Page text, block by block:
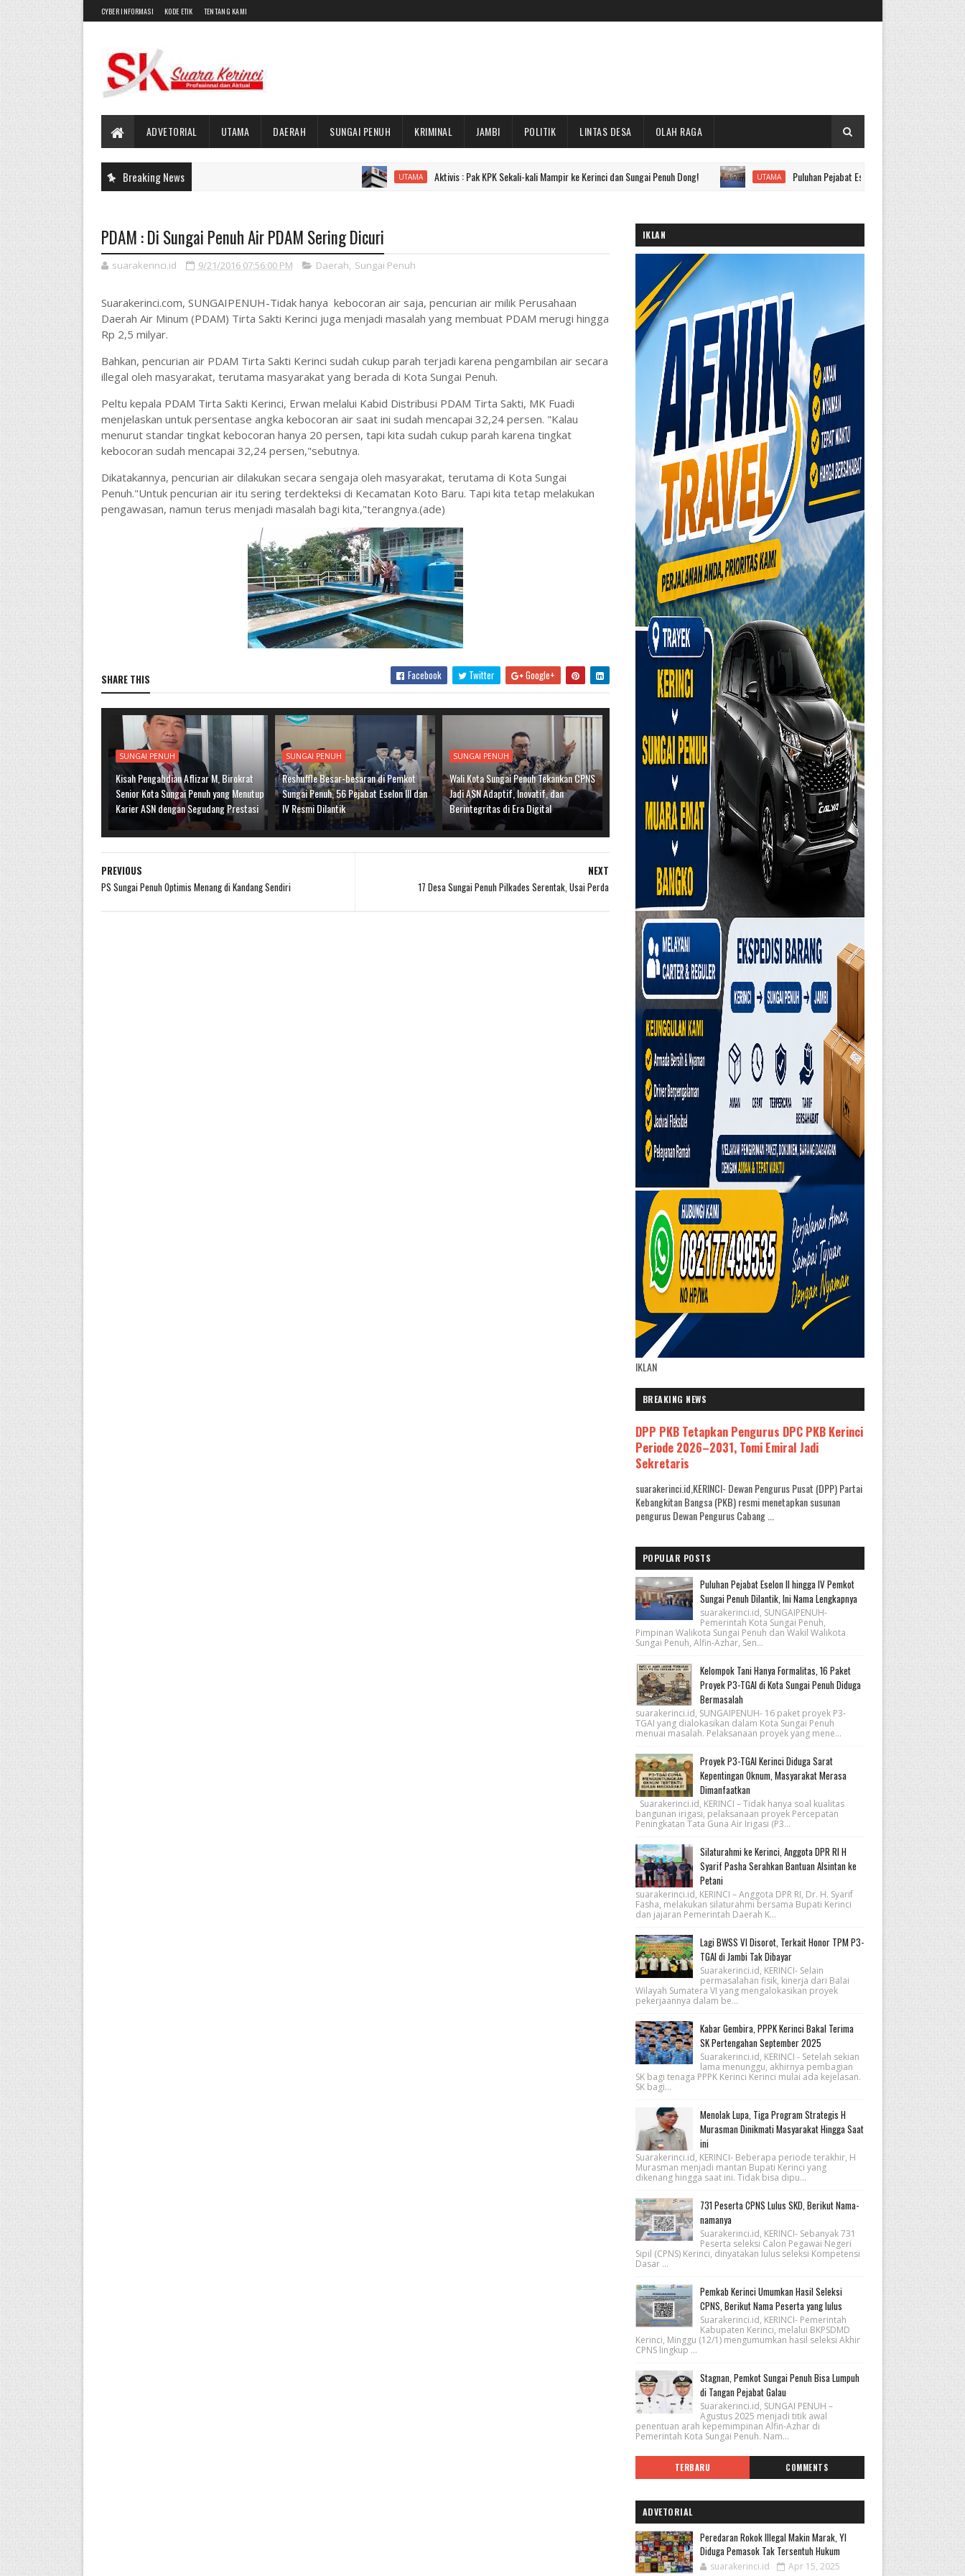
CYBER INFORMASI KODE ETIK TENTANG KAMI
ADVETORIAL UTAMA DAERAH SUNGAI PENUH KRIMINAL JAMBI POLITIK LINTAS DESA OLAH RAGA
Breaking News UTAMA Aktivis : Pak KPK Sekali-kali Mampir ke Kerinci dan Sungai Penuh Dong! UTAMA Puluhan Pejabat Eselon II hingga IV Pemkot Sungai Penuh
PDAM : Di Sungai Penuh Air PDAM Sering Dicuri
suarakerinci.id 9/21/2016 07:56:00 PM Daerah, Sungai Penuh
Suarakerinci.com, SUNGAIPENUH-Tidak hanya kebocoran air saja, pencurian air milik Perusahaan
Daerah Air Minum (PDAM) Tirta Sakti Kerinci juga menjadi masalah yang membuat PDAM merugi hingga
Rp 2,5 milyar.
Bahkan, pencurian air PDAM Tirta Sakti Kerinci sudah cukup parah terjadi karena pengambilan air secara
illegal oleh masyarakat, terutama masyarakat yang berada di Kota Sungai Penuh.
Peltu kepala PDAM Tirta Sakti Kerinci, Erwan melalui Kabid Distribusi PDAM Tirta Sakti, MK Fuadi
menjelaskan untuk persentase angka kebocoran air saat ini sudah mencapai 32,24 persen. "Kalau
menurut standar tingkat kebocoran hanya 20 persen, tapi kita sudah cukup parah karena tingkat
kebocoran sudah mencapai 32,24 persen,"sebutnya.
Dikatakannya, pencurian air dilakukan secara sengaja oleh masyarakat, terutama di Kota Sungai
Penuh."Untuk pencurian air itu sering terdekteksi di Kecamatan Koto Baru. Tapi kita tetap melakukan
pengawasan, namun terus menjadi masalah bagi kita,"terangnya.(ade)
SHARE THIS Facebook Twitter Google+
SUNGAI PENUH
Kisah Pengabdian Aflizar M, Birokrat
Senior Kota Sungai Penuh yang Menutup
Karier ASN dengan Segudang Prestasi
SUNGAI PENUH
Reshuffle Besar-besaran di Pemkot
Sungai Penuh, 56 Pejabat Eselon III dan
IV Resmi Dilantik
SUNGAI PENUH
Wali Kota Sungai Penuh Tekankan CPNS
Jadi ASN Adaptif, Inovatif, dan
Berintegritas di Era Digital
NEXT
17 Desa Sungai Penuh Pilkades Serentak, Usai Perda
PREVIOUS
PS Sungai Penuh Optimis Menang di Kandang Sendiri
IKLAN
IKLAN
BREAKING NEWS
DPP PKB Tetapkan Pengurus DPC PKB Kerinci
Periode 2026–2031, Tomi Emiral Jadi
Sekretaris
suarakerinci.id,KERINCI- Dewan Pengurus Pusat (DPP) Partai
Kebangkitan Bangsa (PKB) resmi menetapkan susunan
pengurus Dewan Pengurus Cabang ...
POPULAR POSTS
Puluhan Pejabat Eselon II hingga IV Pemkot
Sungai Penuh Dilantik, Ini Nama Lengkapnya
suarakerinci.id, SUNGAIPENUH-
Pemerintah Kota Sungai Penuh,
Pimpinan Walikota Sungai Penuh dan Wakil Walikota
Sungai Penuh, Alfin-Azhar, Sen...
Kelompok Tani Hanya Formalitas, 16 Paket
Proyek P3-TGAI di Kota Sungai Penuh Diduga
Bermasalah
suarakerinci.id, SUNGAIPENUH- 16 paket proyek P3-
TGAI yang dialokasikan dalam Kota Sungai Penuh
menuai masalah. Pelaksanaan proyek yang mene...
Proyek P3-TGAI Kerinci Diduga Sarat
Kepentingan Oknum, Masyarakat Merasa
Dimanfaatkan
Suarakerinci.id, KERINCI – Tidak hanya soal kualitas
bangunan irigasi, pelaksanaan proyek Percepatan
Peningkatan Tata Guna Air Irigasi (P3...
Silaturahmi ke Kerinci, Anggota DPR RI H
Syarif Pasha Serahkan Bantuan Alsintan ke
Petani
suarakerinci.id, KERINCI – Anggota DPR RI, Dr. H. Syarif
Fasha, melakukan silaturahmi bersama Bupati Kerinci
dan jajaran Pemerintah Daerah K...
Lagi BWSS VI Disorot, Terkait Honor TPM P3-
TGAI di Jambi Tak Dibayar
Suarakerinci.id, KERINCI- Selain
permasalahan fisik, kinerja dari Balai
Wilayah Sumatera VI yang mengalokasikan proyek
pekerjaannya dalam be...
Kabar Gembira, PPPK Kerinci Bakal Terima
SK Pertengahan September 2025
Suarakerinci.id, KERINCI - Setelah sekian
lama menunggu, akhirnya pembagian
SK bagi tenaga PPPK Kerinci Kerinci mulai ada kejelasan.
SK bagi...
Menolak Lupa, Tiga Program Strategis H
Murasman Dinikmati Masyarakat Hingga Saat
ini
Suarakerinci.id, KERINCI- Beberapa periode terakhir, H
Murasman menjadi mantan Bupati Kerinci yang
dikenang hingga saat ini. Tidak bisa dipu...
731 Peserta CPNS Lulus SKD, Berikut Nama-
namanya
Suarakerinci.id, KERINCI- Sebanyak 731
Peserta seleksi Calon Pegawai Negeri
Sipil (CPNS) Kerinci, dinyatakan lulus seleksi Kompetensi
Dasar ...
Pemkab Kerinci Umumkan Hasil Seleksi
CPNS, Berikut Nama Peserta yang lulus
Suarakerinci.id, KERINCI- Pemerintah
Kabupaten Kerinci, melalui BKPSDMD
Kerinci, Minggu (12/1) mengumumkan hasil seleksi Akhir
CPNS lingkup ...
Stagnan, Pemkot Sungai Penuh Bisa Lumpuh
di Tangan Pejabat Galau
Suarakerinci.id, SUNGAI PENUH –
Agustus 2025 menjadi titik awal
penentuan arah kepemimpinan Alfin-Azhar di
Pemerintah Kota Sungai Penuh. Nam...
TERBARU COMMENTS
ADVETORIAL
Peredaran Rokok Illegal Makin Marak, YI
Diduga Pemasok Tak Tersentuh Hukum
suarakerinci.id Apr 15, 2025